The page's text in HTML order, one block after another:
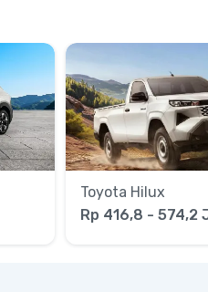
Toyota Hilux
Rp 416,8 - 574,2